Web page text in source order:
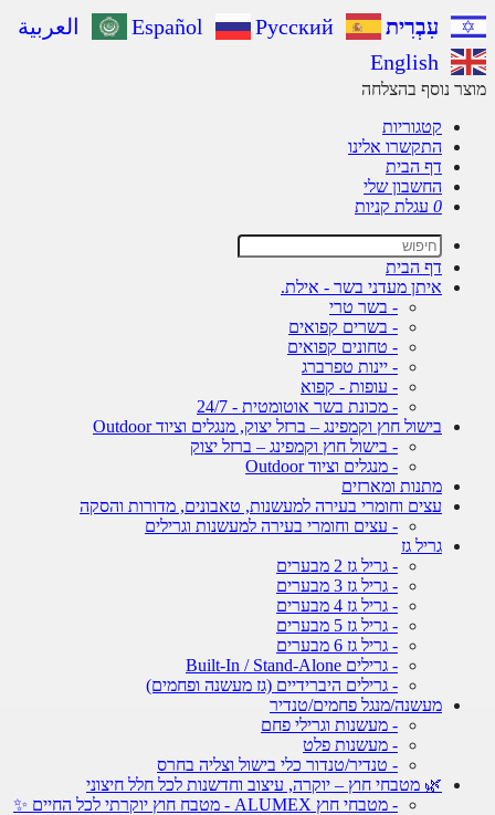
עִבְרִית Español Русский
العربية
English
נוסף בהצלחה
קטגוריות
התקשרו אלינו
דף הבית
החשבון שלי
עגלת קניות
דף הבית
איתן מעדני בשר - אילת.
- בשר טרי
- בשרים קפואים
- טחונים קפואים
- יינות טפרברג
- עופות - קפוא
- מכונת בשר אוטומטית - 24/7
בישול חוץ וקמפינג – ברזל יצוק, מנגלים וציוד Outdoor
- בישול חוץ וקמפינג – ברזל יצוק
- מנגלים וציוד Outdoor
מתנות ומארזים
עצים וחומרי בעירה למעשנות, טאבונים, מדורות והסקה
- עצים וחומרי בעירה למעשנות וגרילים
גריל גז
- גריל גז 2 מבערים
- גריל גז 3 מבערים
- גריל גז 4 מבערים
- גריל גז 5 מבערים
- גריל גז 6 מבערים
- גרילים Built-In / Stand-Alone
- גרילים היברידיים (גז מעשנה ופחמים)
מעשנה/מנגל פחמים/טנדיר
- מעשנות וגרילי פחם
- מעשנות פלט
- טנדיר/טנדור כלי בישול וצליה בחרס
🌿 מטבחי חוץ – יוקרה, עיצוב וחדשנות לכל חלל חיצוני
- מטבחי חוץ ALUMEX - מטבח חוץ יוקרתי לכל החיים ✨